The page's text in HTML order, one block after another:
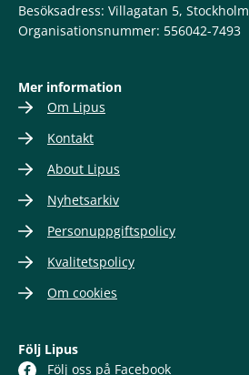
Besöksadress: Villagatan 5, Stockholm
Organisationsnummer: 556042-7493
Mer information
Om Lipus
Kontakt
About Lipus
Nyhetsarkiv
Personuppgiftspolicy
Kvalitetspolicy
Om cookies
Följ Lipus
Följ oss på Facebook